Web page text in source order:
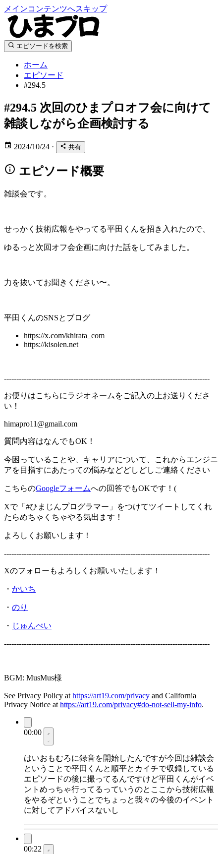
メインコンテンツへスキップ
エピソードを検索
ホーム
エピソード
#294.5
#294.5 次回のひまプロオフ会に向けて
雑談しながら企画検討する
2024/10/24 · 共有
エピソード概要
雑談会です。
せっかく技術広報をやってる平田くんを招き入れたので、
ゆるっと次回オフ会企画に向けた話をしてみました。
力を抜いてお聞きください〜。
平田くんのSNSとブログ
https://x.com/khirata_com
https://kisolen.net
-----------------------------------------------------------------------------------
お便りはこちらにラジオネームをご記入の上お送りくださ
い！
himapro11@gmail.com
質問内容はなんでもOK！
今困っていることや、キャリアについて、これからエンジニ
アを目指すにあたっての悩みなどどしどしご連絡ください
こちらのGoogleフォームへの回答でもOKです！(
Xで「#ひまじんプログラマー」をつけてツイートしてくれ
たらめちゃくちゃやる気出ます！
よろしくお願いします！
-----------------------------------------------------------------------------------
Xのフォローもよろしくお願いいたします！
・ かいち
・ のり
・ じゅんぺい
-----------------------------------------------------------------------------------
BGM: MusMus様
See Privacy Policy at https://art19.com/privacy and California
Privacy Notice at https://art19.com/privacy#do-not-sell-my-info.
00:00
はいおもむろに録音を開始したんですが今回は雑談会
ということで平田くんと順平とカイチで収録している
エピソードの後に撮ってるんですけど平田くんがイベ
ントめっちゃ行ってるっていうのとここから技術広報
をやるぞということでちょっと我々の今後のイベント
に対してアドバイスないし
00:22